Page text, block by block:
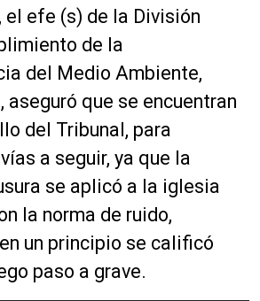
el efe (s) de la División
de la
del Medio Ambiente,
aseguró que se encuentran
del Tribunal, para
a seguir, ya que la
se aplicó a la iglesia
la norma de ruido,
un principio se calificó
paso a grave.